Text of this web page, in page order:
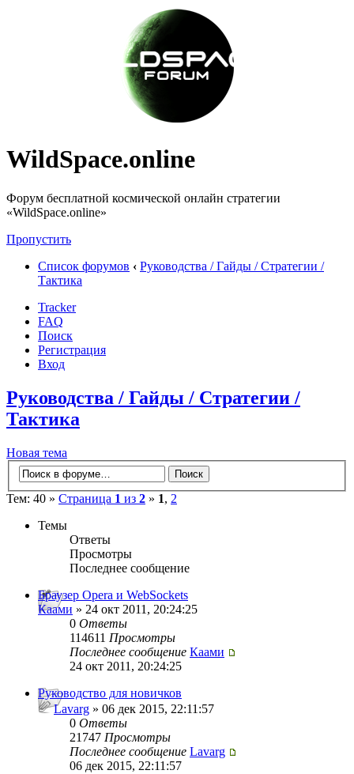
WildSpace.online
Форум бесплатной космической онлайн стратегии
«WildSpace.online»
Пропустить
Список форумов ‹ Руководства / Гайды / Стратегии /
Тактика
Tracker
FAQ
Поиск
Регистрация
Вход
Руководства / Гайды / Стратегии /
Тактика
Новая тема
Тем: 40 » Страница 1 из 2 » 1, 2
Темы
Ответы
Просмотры
Последнее сообщение
Браузер Opera и WebSockets
Каами » 24 окт 2011, 20:24:25
0 Ответы
114611 Просмотры
Последнее сообщение Каами
24 окт 2011, 20:24:25
Руководство для новичков
Lavarg » 06 дек 2015, 22:11:57
0 Ответы
21747 Просмотры
Последнее сообщение Lavarg
06 дек 2015, 22:11:57